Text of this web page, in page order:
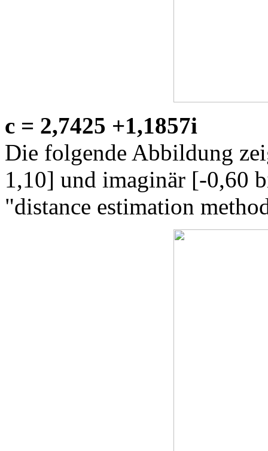
c = 2,7425 +1,1857i
Die folgende Abbildung
1,10] und imaginär [-0,60
"distance estimation